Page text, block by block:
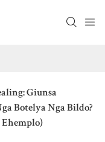
Giunsa
Botelya Nga Bildo?
Ehemplo)